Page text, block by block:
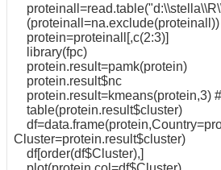
(proteinall=na.exclude(proteinall))
protein=proteinall[,c(2:3)]
library(fpc)
protein.result=pamk(protein)
protein.result$nc
protein.result=kmeans(protein,3)
table(protein.result$cluster)
Cluster=protein.result$cluster)
df[order(df$Cluster),]